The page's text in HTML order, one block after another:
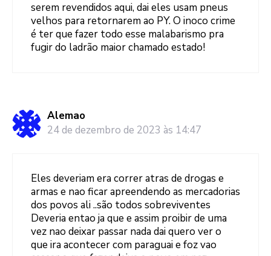
serem revendidos aqui, dai eles usam pneus
velhos para retornarem ao PY. O inoco crime
é ter que fazer todo esse malabarismo pra
fugir do ladrão maior chamado estado!
Alemao
24 de dezembro de 2023 às 14:47
Eles deveriam era correr atras de drogas e
armas e nao ficar apreendendo as mercadorias
dos povos ali ..são todos sobreviventes
Deveria entao ja que e assim proibir de uma
vez nao deixar passar nada dai quero ver o
que ira acontecer com paraguai e foz vao